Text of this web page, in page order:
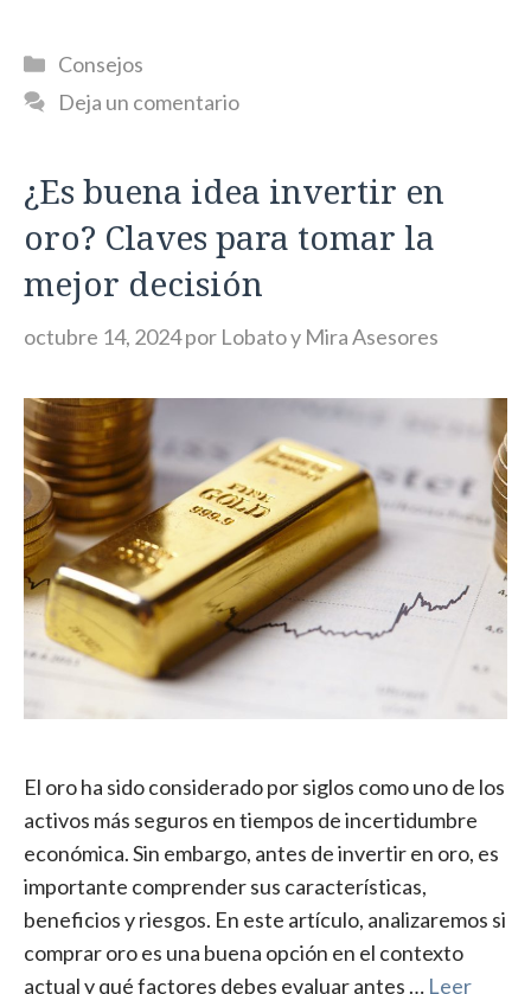
Categorías
Consejos
Deja un comentario
¿Es buena idea invertir en
oro? Claves para tomar la
mejor decisión
octubre 14, 2024por Lobato y Mira Asesores
El oro ha sido considerado por siglos como uno de los
activos más seguros en tiempos de incertidumbre
económica. Sin embargo, antes de invertir en oro, es
importante comprender sus características,
beneficios y riesgos. En este artículo, analizaremos si
comprar oro es una buena opción en el contexto
actual y qué factores debes evaluar antes … Leer